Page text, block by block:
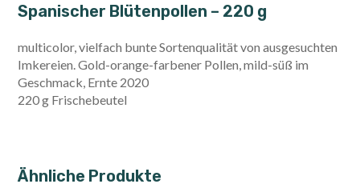
Spanischer Blütenpollen – 220 g
multicolor, vielfach bunte Sortenqualität von ausgesuchten
Imkereien. Gold-orange-farbener Pollen, mild-süß im
Geschmack, Ernte 2020
220 g Frischebeutel
Ähnliche Produkte